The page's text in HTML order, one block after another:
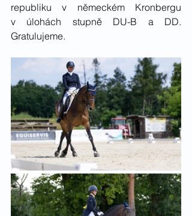
republiku v německém Kronbergu
v úlohách stupně DU-B a DD.
Gratulujeme.